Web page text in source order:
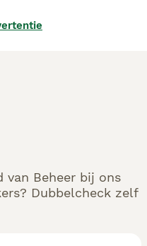
van Beheer bij ons
Dubbelcheck zelf